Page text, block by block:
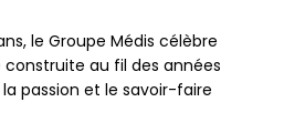
le Groupe Médis célèbre
au fil des années
passion et le savoir-faire